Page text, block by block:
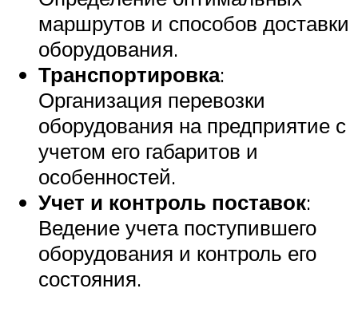
маршрутов и способов доставки
оборудования.
Транспортировка:
Организация перевозки
оборудования на предприятие с
учетом его габаритов и
особенностей.
Учет и контроль поставок:
Ведение учета поступившего
оборудования и контроль его
состояния.